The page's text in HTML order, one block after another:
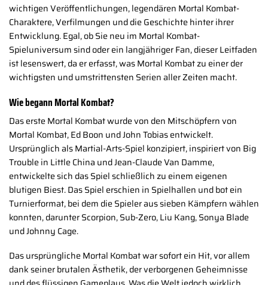
wichtigen Veröffentlichungen, legendären Mortal Kombat-
Charaktere, Verfilmungen und die Geschichte hinter ihrer
Entwicklung. Egal, ob Sie neu im Mortal Kombat-
Spieluniversum sind oder ein langjähriger Fan, dieser Leitfaden
ist lesenswert, da er erfasst, was Mortal Kombat zu einer der
wichtigsten und umstrittensten Serien aller Zeiten macht.
Wie begann Mortal Kombat?
Das erste Mortal Kombat wurde von den Mitschöpfern von
Mortal Kombat, Ed Boon und John Tobias entwickelt.
Ursprünglich als Martial-Arts-Spiel konzipiert, inspiriert von Big
Trouble in Little China und Jean-Claude Van Damme,
entwickelte sich das Spiel schließlich zu einem eigenen
blutigen Biest. Das Spiel erschien in Spielhallen und bot ein
Turnierformat, bei dem die Spieler aus sieben Kämpfern wählen
konnten, darunter Scorpion, Sub-Zero, Liu Kang, Sonya Blade
und Johnny Cage.
Das ursprüngliche Mortal Kombat war sofort ein Hit, vor allem
dank seiner brutalen Ästhetik, der verborgenen Geheimnisse